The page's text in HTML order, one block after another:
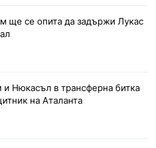
ще се опита да задържи Лукас
и Нюкасъл в трансферна битка
на Аталанта